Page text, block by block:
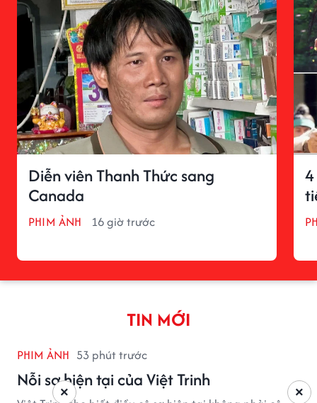
Diễn viên Thanh Thức sang
Canada
PHIM ẢNH 16 giờ trước
TIN MỚI
PHIM ẢNH 53 phút trước
Nỗi sợ hiện tại của Việt Trinh
×
×